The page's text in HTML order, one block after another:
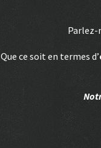
Parlez-
Que ce soit en termes d’